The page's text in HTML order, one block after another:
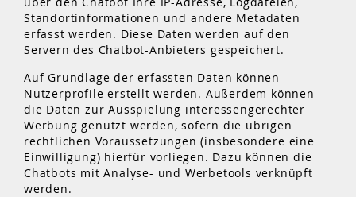
Standortinformationen und andere Metadaten
erfasst werden. Diese Daten werden auf den
Servern des Chatbot-Anbieters gespeichert.
Auf Grundlage der erfassten Daten können
Nutzerprofile erstellt werden. Außerdem können
die Daten zur Ausspielung interessengerechter
Werbung genutzt werden, sofern die übrigen
rechtlichen Voraussetzungen (insbesondere eine
Einwilligung) hierfür vorliegen. Dazu können die
Chatbots mit Analyse- und Werbetools verknüpft
werden.